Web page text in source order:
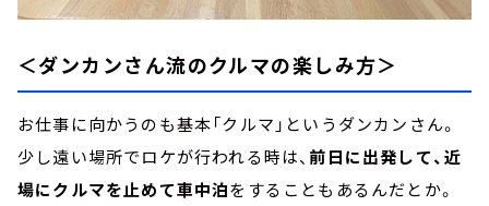
＜ダンカンさん流のクルマの楽しみ方＞
お仕事に向かうのも基本「クルマ」というダンカンさん。
少し遠い場所でロケが行われる時は、 前日に出発して、近
場にクルマを止めて車中泊をすることもあるんだとか。